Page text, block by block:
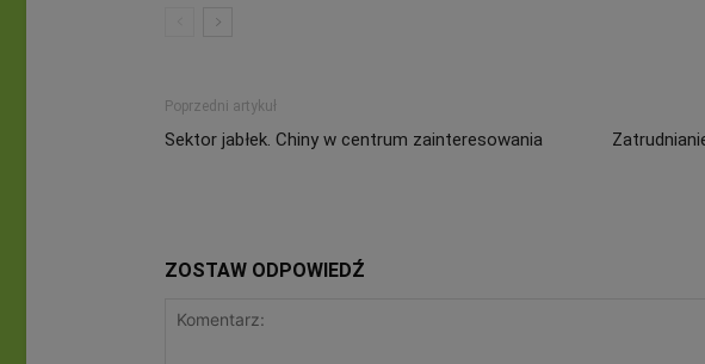
Poprzedni artykuł
Sektor jabłek. Chiny w centrum zainteresowania
ZOSTAW ODPOWIEDŹ